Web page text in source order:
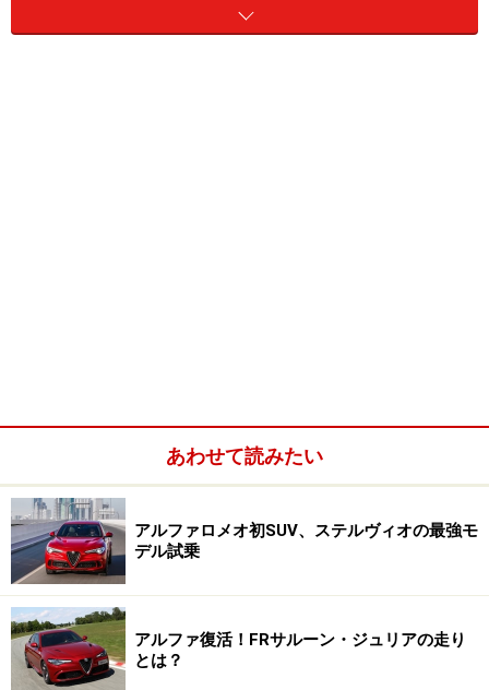
フロントはブレンボ製4ポッドキャリパーが18インチホ
ボディサイズは4415mm×1830mm×1380mm、ホイール
ベースは2530mm。車両重量は1770kg
アルミ製フューエルキャップを特別装備
あわせて読みたい
アルファロメオ初SUV、ステルヴィオの最強モ
デル試乗
アルファ復活！FRサルーン・ジュリアの走り
とは？